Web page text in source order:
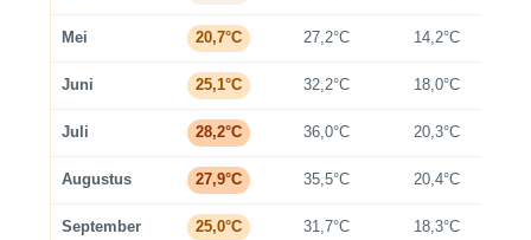
Mei 20,7°C 27,2°C 14,2°C
Juni 25,1°C 32,2°C 18,0°C
Juli 28,2°C 36,0°C 20,3°C
Augustus 27,9°C 35,5°C 20,4°C
September 25,0°C 31,7°C 18,3°C